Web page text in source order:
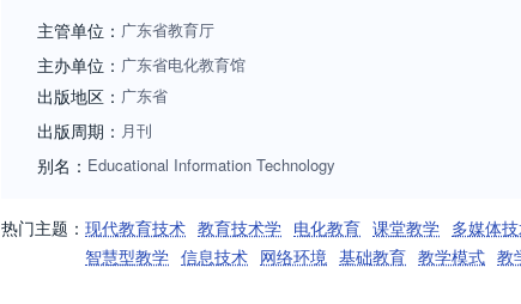
主管单位： 广东省教育厅
主办单位： 广东省电化教育馆
出版地区： 广东省
出版周期： 月刊
别名： Educational Information Technology
热门主题： 现代教育技术 教育技术学 电化教育 课堂教学 多媒体
智慧型教学 信息技术 网络环境 基础教育 教学模式 教